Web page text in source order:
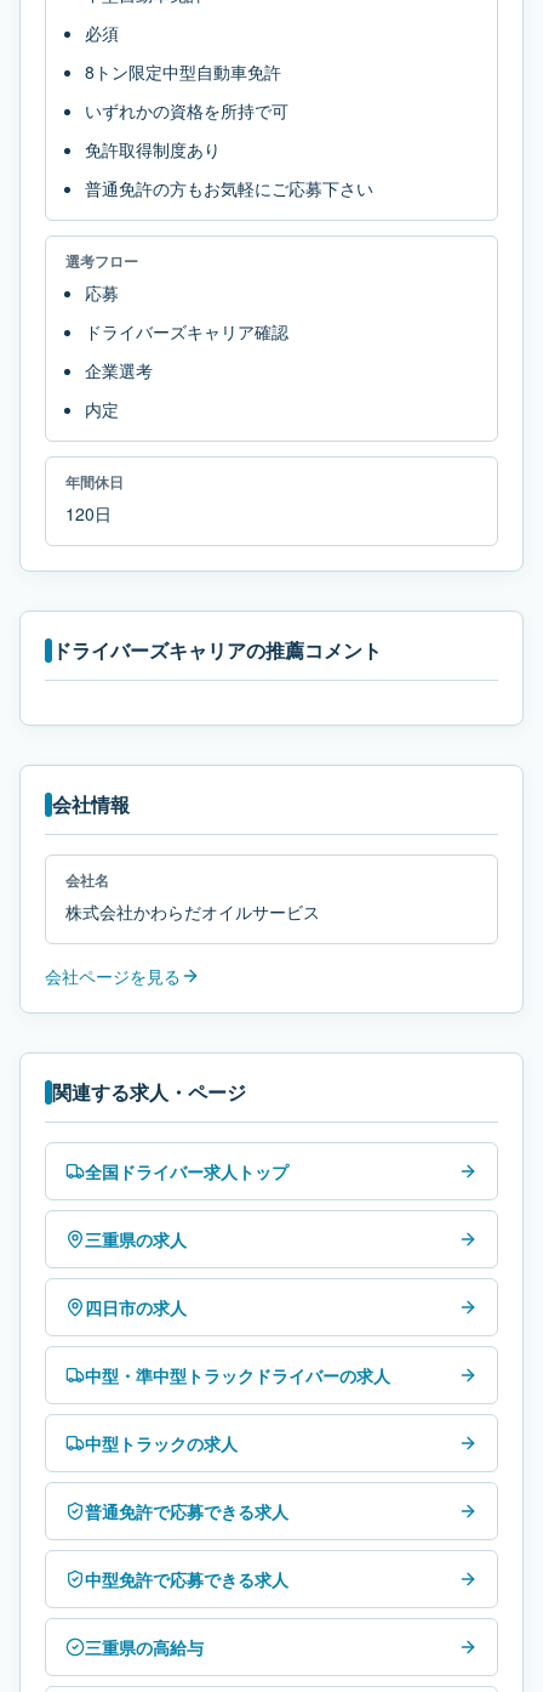
必須
8トン限定中型自動車免許
いずれかの資格を所持で可
免許取得制度あり
普通免許の方もお気軽にご応募下さい
選考フロー
応募
ドライバーズキャリア確認
企業選考
内定
年間休日
120日
ドライバーズキャリアの推薦コメント
会社情報
会社名
株式会社かわらだオイルサービス
会社ページを見る
関連する求人・ページ
全国ドライバー求人トップ
三重県の求人
四日市の求人
中型・準中型トラックドライバーの求人
中型トラックの求人
普通免許で応募できる求人
中型免許で応募できる求人
三重県の高給与